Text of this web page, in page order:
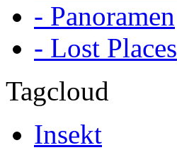
- Panoramen
- Lost Places
Tagcloud
Insekt